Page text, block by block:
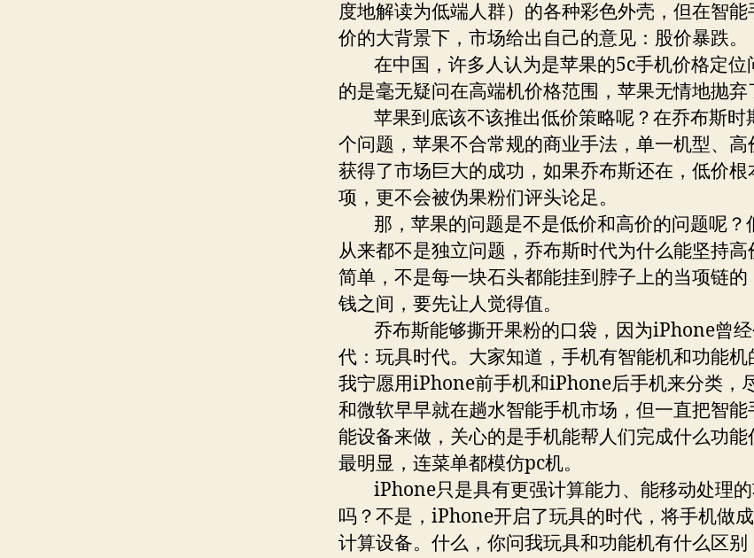
度地解读为低端人群）的各种彩色外壳，但在智能
价的大背景下，市场给出自己的意见：股价暴跌。
在中国，许多人认为是苹果的5c手机价格定位
的是毫无疑问在高端机价格范围，苹果无情地抛弃
苹果到底该不该推出低价策略呢？在乔布斯时
个问题，苹果不合常规的商业手法，单一机型、高
获得了市场巨大的成功，如果乔布斯还在，低价
项，更不会被伪果粉们评头论足。
那，苹果的问题是不是低价和高价的问题呢？
从来都不是独立问题，乔布斯时代为什么能坚持高
简单，不是每一块石头都能挂到脖子上的当项链的
钱之间，要先让人觉得值。
乔布斯能够撕开果粉的口袋，因为iPhone曾经
代：玩具时代。大家知道，手机有智能机和功能
我宁愿用iPhone前手机和iPhone后手机来分类，
和微软早早就在趟水智能手机市场，但一直把智能
能设备来做，关心的是手机能帮人们完成什么功能
最明显，连菜单都模仿pc机。
iPhone只是具有更强计算能力、能移动处理的
吗？不是，iPhone开启了玩具的时代，将手机做
计算设备。什么，你问我玩具和功能机有什么区别